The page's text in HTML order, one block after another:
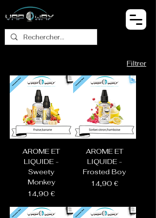
Filtrer
AROME ET
LIQUIDE -
Sweety
Monkey
Prix
14,90 €
AROME ET
LIQUIDE -
Frosted Boy
Prix
14,90 €